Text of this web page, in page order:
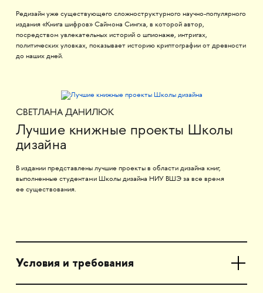
Редизайн уже существующего сложноструктурного научно-популярного
издания «Книга шифров» Саймона Сингха, в которой автор,
посредством увлекательных историй о шпионаже, интригах,
политических уловках, показывает историю криптографии от древности
до наших дней.
СВЕТЛАНА ДАНИЛЮК
Лучшие книжные проекты Школы
дизайна
В издании представлены лучшие проекты в области дизайна книг,
выполненные студентами Школы дизайна НИУ ВШЭ за все время
ее существования.
Условия и требования